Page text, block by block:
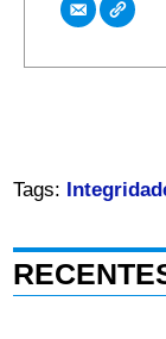
Tags: